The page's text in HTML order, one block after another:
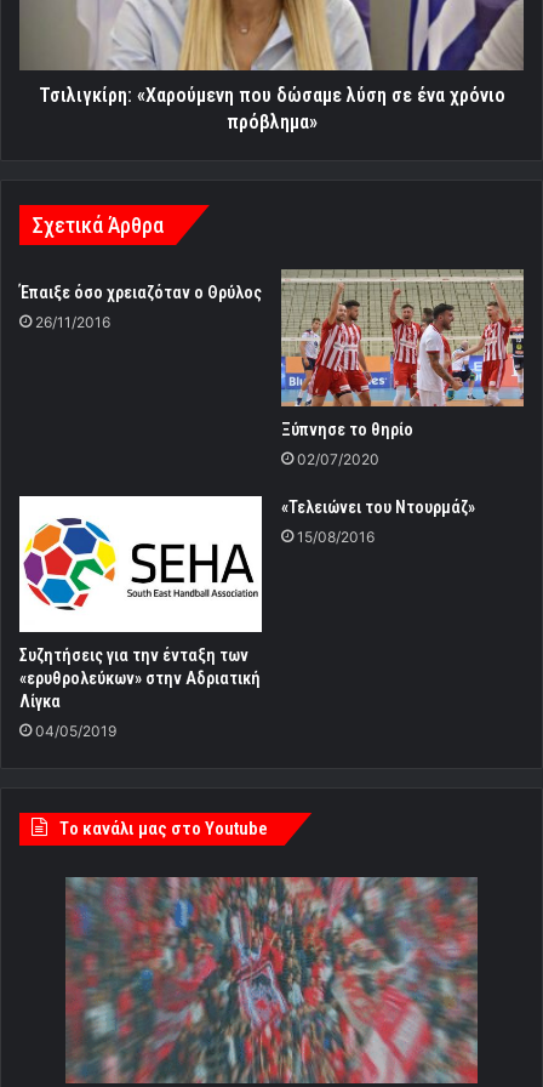
πρόβλημα»
Τσιλιγκίρη: «Χαρούμενη που δώσαμε λύση σε ένα χρόνιο
πρόβλημα»
Σχετικά Άρθρα
Έπαιξε όσο χρειαζόταν ο Θρύλος
26/11/2016
Ξύπνησε το θηρίο
02/07/2020
Συζητήσεις για την ένταξη των
«ερυθρολεύκων» στην Αδριατική
Λίγκα
04/05/2019
«Τελειώνει του Ντουρμάζ»
15/08/2016
Tο κανάλι μας στο Youtube